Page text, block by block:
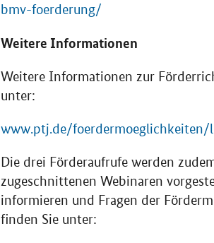
bmv-foerderung/
Weitere Informationen
Weitere Informationen zur
unter:
www.ptj.de/
Die drei Förderaufrufe werden
zugeschnittenen Webinaren
informieren und Fragen der
finden Sie unter: